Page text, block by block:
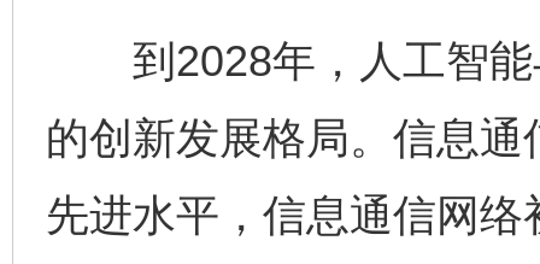
到2028年，人工智能
的创新发展格局。信息
先进水平，信息通信网